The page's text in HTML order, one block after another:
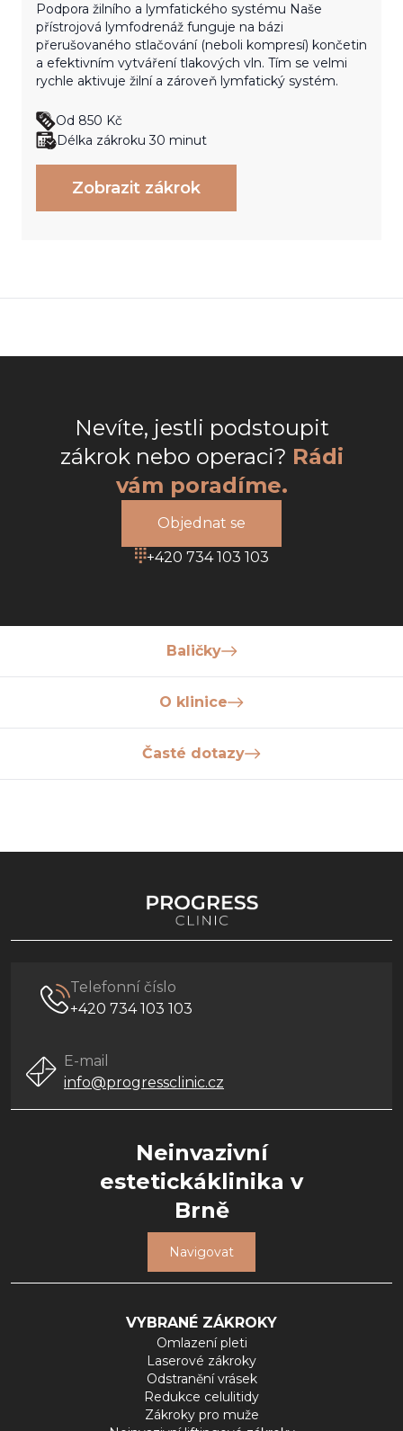
Podpora žilního a lymfatického systému Naše
přístrojová lymfodrenáž funguje na bázi
přerušovaného stlačování (neboli kompresí) končetin
a efektivním vytváření tlakových vln. Tím se velmi
rychle aktivuje žilní a zároveň lymfatický systém.
Od 850 Kč
Délka zákroku 30 minut
Zobrazit zákrok
Nevíte, jestli podstoupit
zákrok nebo operaci? Rádi
vám poradíme.
Objednat se
+420 734 103 103
Baličky
O klinice
Časté dotazy
Telefonní číslo
+420 734 103 103
E-mail
info@progressclinic.cz
Neinvazivní
estetickáklinika v
Brně
Navigovat
VYBRANÉ ZÁKROKY
Omlazení pleti
Laserové zákroky
Odstranění vrásek
Redukce celulitidy
Zákroky pro muže